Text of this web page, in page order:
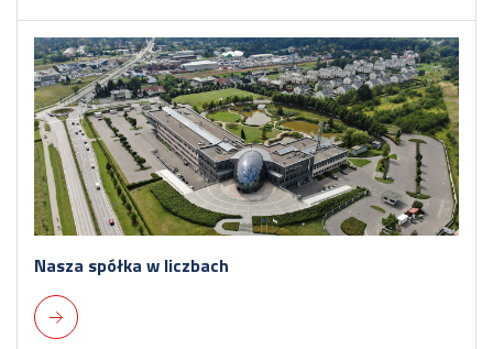
Nasza spółka w liczbach